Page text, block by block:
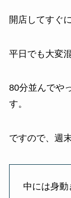
開店してすぐ
平日でも大変
80分並んでや
す。
ですので、週
中には身動